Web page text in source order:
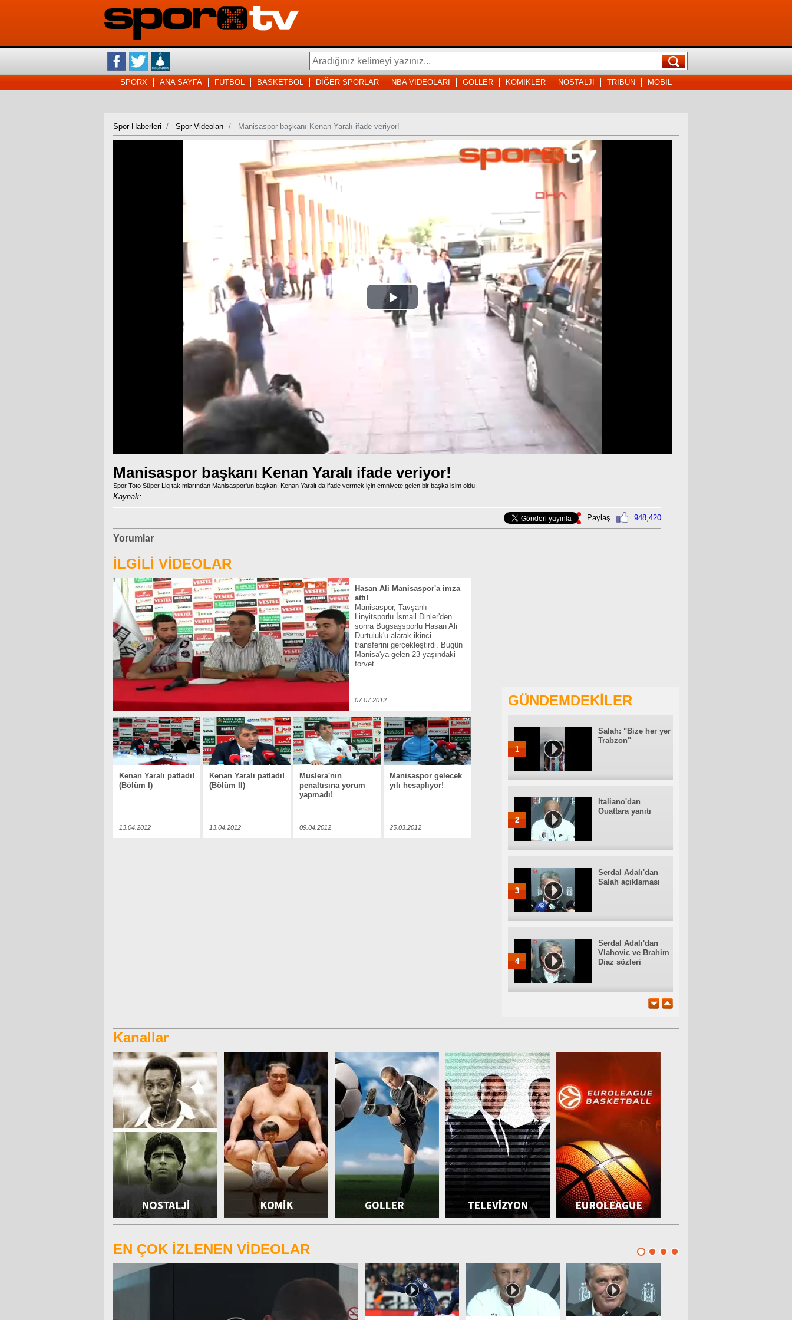
SPORX ANA SAYFA FUTBOL BASKETBOL DİĞER SPORLAR NBA VİDEOLARI GOLLER KOMİKLER NOSTALJİ TRİBÜN MOBİL
Spor Haberleri Spor Videoları Manisaspor başkanı Kenan Yaralı ifade veriyor!
Play
Manisaspor başkanı Kenan Yaralı ifade veriyor!
Spor Toto Süper Lig takımlarından Manisaspor'un başkanı Kenan Yaralı da ifade vermek için emniyete gelen bir başka isim oldu.
Kaynak:
948,420
Paylaş
Yorumlar
İLGİLİ VİDEOLAR
Hasan Ali Manisaspor'a imza
attı!
Manisaspor, Tavşanlı
Linyitsporlu İsmail Dinler'den
sonra Bugsaşsporlu Hasan Ali
Durtuluk'u alarak ikinci
transferini gerçekleştirdi. Bugün
Manisa'ya gelen 23 yaşındaki
forvet ...
07.07.2012
Kenan Yaralı patladı!
(Bölüm I)
13.04.2012
Kenan Yaralı patladı!
(Bölüm II)
13.04.2012
Muslera'nın
penaltısına yorum
yapmadı!
09.04.2012
Manisaspor gelecek
yılı hesaplıyor!
25.03.2012
GÜNDEMDEKİLER
1
Salah: "Bize her yer
Trabzon"
2
Italiano'dan
Ouattara yanıtı
3
Serdal Adalı'dan
Salah açıklaması
4
Serdal Adalı'dan
Vlahovic ve Brahim
Diaz sözleri
Kanallar
EN ÇOK İZLENEN VİDEOLAR